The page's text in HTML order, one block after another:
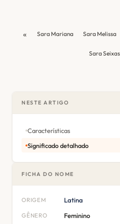
« Sara Mariana Sara Melissa
Sara Seixas
NESTE ARTIGO
Características
Significado detalhado
FICHA DO NOME
ORIGEM Latina
GÊNERO Feminino